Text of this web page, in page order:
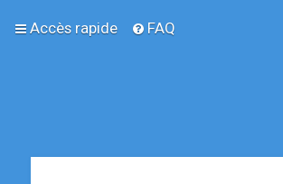
Accès rapide FAQ